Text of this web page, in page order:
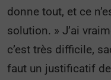
donne tout, et ce
solution. » J’ai
c’est très difficile,
faut un justificatif